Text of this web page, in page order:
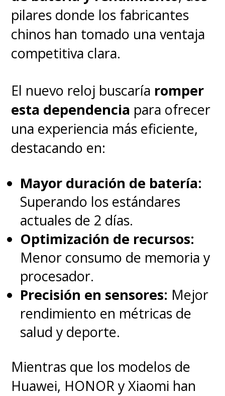
pilares donde los fabricantes
chinos han tomado una ventaja
competitiva clara.
El nuevo reloj buscaría romper
esta dependencia para ofrecer
una experiencia más eficiente,
destacando en:
Mayor duración de batería:
Superando los estándares
actuales de 2 días.
Optimización de recursos:
Menor consumo de memoria y
procesador.
Precisión en sensores: Mejor
rendimiento en métricas de
salud y deporte.
Mientras que los modelos de
Huawei, HONOR y Xiaomi han